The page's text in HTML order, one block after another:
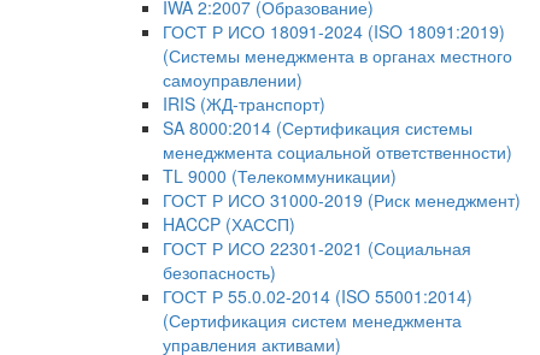
IWA 2:2007 (Образование)
ГОСТ Р ИСО 18091-2024 (ISO 18091:2019)
(Системы менеджмента в органах местного
самоуправлении)
IRIS (ЖД-транспорт)
SA 8000:2014 (Сертификация системы
менеджмента социальной ответственности)
TL 9000 (Телекоммуникации)
ГОСТ Р ИСО 31000-2019 (Риск менеджмент)
HACCP (ХАССП)
ГОСТ Р ИСО 22301-2021 (Социальная
безопасность)
ГОСТ Р 55.0.02-2014 (ISO 55001:2014)
(Сертификация систем менеджмента
управления активами)